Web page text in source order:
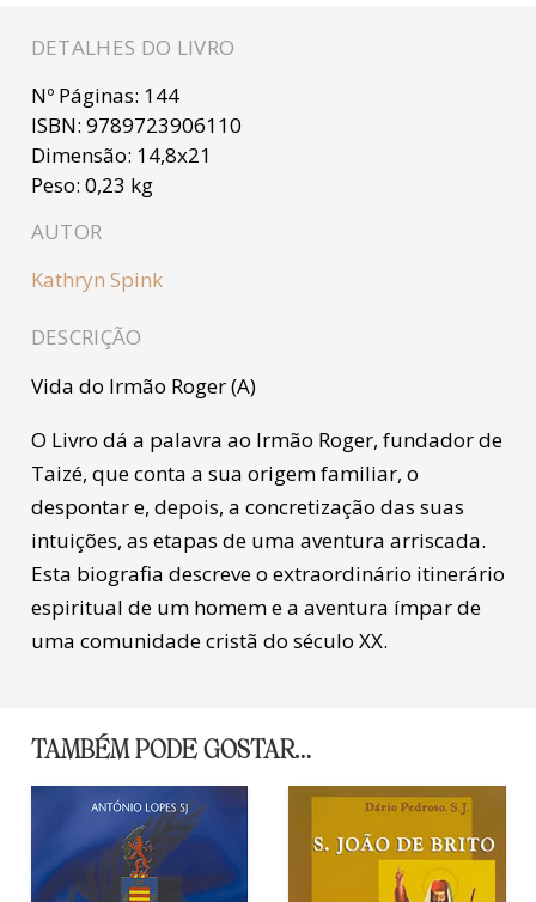
DETALHES DO LIVRO
Nº Páginas: 144
ISBN: 9789723906110
Dimensão: 14,8x21
Peso: 0,23 kg
AUTOR
Kathryn Spink
DESCRIÇÃO
Vida do Irmão Roger (A)
O Livro dá a palavra ao Irmão Roger, fundador de
Taizé, que conta a sua origem familiar, o
despontar e, depois, a concretização das suas
intuições, as etapas de uma aventura arriscada.
Esta biografia descreve o extraordinário itinerário
espiritual de um homem e a aventura ímpar de
uma comunidade cristã do século XX.
TAMBÉM PODE GOSTAR…